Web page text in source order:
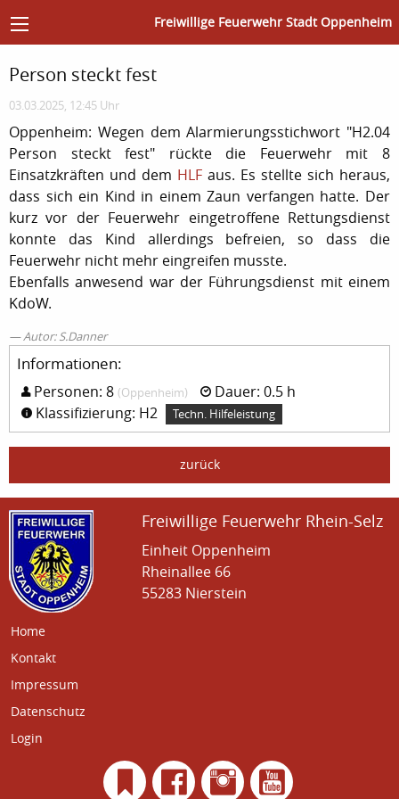
Freiwillige Feuerwehr Stadt Oppenheim
Person steckt fest
03.03.2025, 12:45 Uhr
Oppenheim: Wegen dem Alarmierungsstichwort "H2.04
Person steckt fest" rückte die Feuerwehr mit 8
Einsatzkräften und dem HLF aus. Es stellte sich heraus,
dass sich ein Kind in einem Zaun verfangen hatte. Der
kurz vor der Feuerwehr eingetroffene Rettungsdienst
konnte das Kind allerdings befreien, so dass die
Feuerwehr nicht mehr eingreifen musste.
Ebenfalls anwesend war der Führungsdienst mit einem
KdoW.
Autor: S.Danner
Informationen:
Personen: 8 (Oppenheim)
Dauer: 0.5 h
Klassifizierung: H2
Techn. Hilfeleistung
zurück
Freiwillige Feuerwehr Rhein-Selz
Einheit Oppenheim
Rheinallee 66
55283 Nierstein
Home
Kontakt
Impressum
Datenschutz
Login